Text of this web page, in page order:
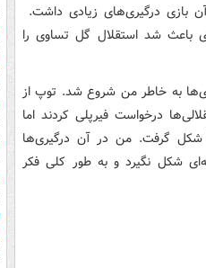
آن بازی درگیری‌های زیادی داشت.
باعث شد استقلال گل تساوی را
به خاطر من شروع شد. توپ از
درخواست فیرپلی کردند اما
شکل گرفت. من در آن درگیری‌ها
شکل نگیرد و به طور کلی فکر